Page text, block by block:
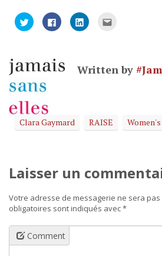
Cliquez
pour
partager
une
nouvelle
Cliquez
pour
partager
une
nouvelle
fenêtre)
Cliquez
pour
nouvelle
fenêtre)
un
ami(ouvre
Written by
Clara Gaymard RAISE
Laisser un
Votre adresse de messagerie ne sera pas
obligatoires sont indiqués avec*
Comment